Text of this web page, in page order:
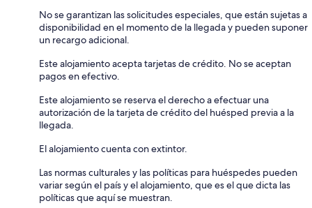
No se garantizan las solicitudes especiales, que están sujetas a
disponibilidad en el momento de la llegada y pueden suponer
un recargo adicional.
Este alojamiento acepta tarjetas de crédito. No se aceptan
pagos en efectivo.
Este alojamiento se reserva el derecho a efectuar una
autorización de la tarjeta de crédito del huésped previa a la
llegada.
El alojamiento cuenta con extintor.
Las normas culturales y las políticas para huéspedes pueden
variar según el país y el alojamiento, que es el que dicta las
políticas que aquí se muestran.